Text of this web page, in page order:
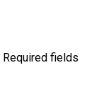
Required fields